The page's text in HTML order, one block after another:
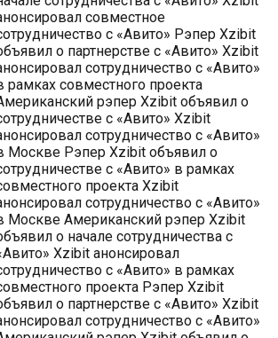
совместное
с «Авито» Рэпер Xzibit
о партнерстве с «Авито» Xzibit
сотрудничество с «Авито»
рамках совместного проекта
рэпер Xzibit объявил о
с «Авито» Xzibit
сотрудничество с «Авито»
Москве Рэпер Xzibit объявил о
с «Авито» в рамках
проекта Xzibit
сотрудничество с «Авито»
Москве Американский рэпер Xzibit
о начале сотрудничества с
Xzibit анонсировал
с «Авито» в рамках
проекта Рэпер Xzibit
о партнерстве с «Авито» Xzibit
сотрудничество с «Авито»